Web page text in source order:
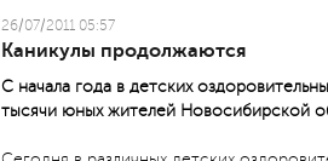
26/07/2011 05:57
Каникулы продолжаются
С начала года в детских
тысячи юных жителей Новосибирской